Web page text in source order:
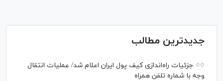
جدیدترین مطالب
جزئیات راه‌اندازی کیف پول ایران اعلام شد/ عملیات انتقال
وجه با شماره تلفن همراه